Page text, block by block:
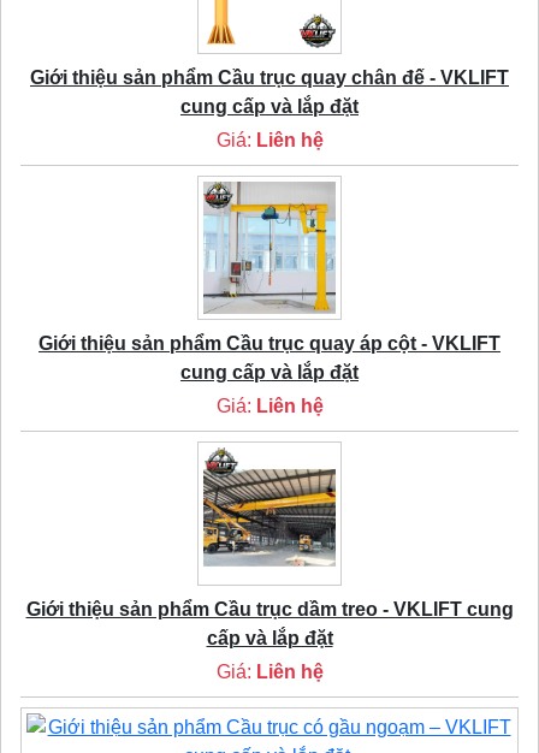
Giới thiệu sản phẩm Cầu trục quay chân đế - VKLIFT
cung cấp và lắp đặt
Giá: Liên hệ
Giới thiệu sản phẩm Cầu trục quay áp cột - VKLIFT
cung cấp và lắp đặt
Giá: Liên hệ
Giới thiệu sản phẩm Cầu trục dầm treo - VKLIFT cung
cấp và lắp đặt
Giá: Liên hệ